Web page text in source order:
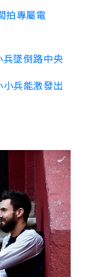
拍專屬電
兵墜倒路中央
兵能激發出